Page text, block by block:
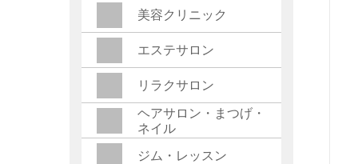
美容クリニック
エステサロン
リラクサロン
ヘアサロン・まつげ・
ネイル
ジム・レッスン